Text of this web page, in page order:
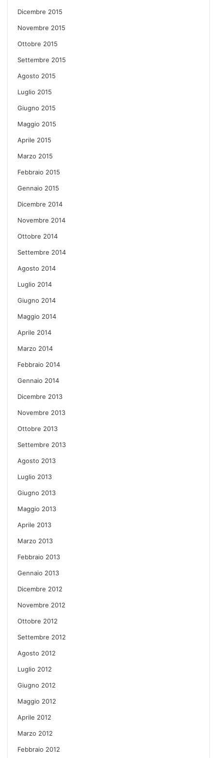
Dicembre 2015
Novembre 2015
Ottobre 2015
Settembre 2015
Agosto 2015
Luglio 2015
Giugno 2015
Maggio 2015
Aprile 2015
Marzo 2015
Febbraio 2015
Gennaio 2015
Dicembre 2014
Novembre 2014
Ottobre 2014
Settembre 2014
Agosto 2014
Luglio 2014
Giugno 2014
Maggio 2014
Aprile 2014
Marzo 2014
Febbraio 2014
Gennaio 2014
Dicembre 2013
Novembre 2013
Ottobre 2013
Settembre 2013
Agosto 2013
Luglio 2013
Giugno 2013
Maggio 2013
Aprile 2013
Marzo 2013
Febbraio 2013
Gennaio 2013
Dicembre 2012
Novembre 2012
Ottobre 2012
Settembre 2012
Agosto 2012
Luglio 2012
Giugno 2012
Maggio 2012
Aprile 2012
Marzo 2012
Febbraio 2012